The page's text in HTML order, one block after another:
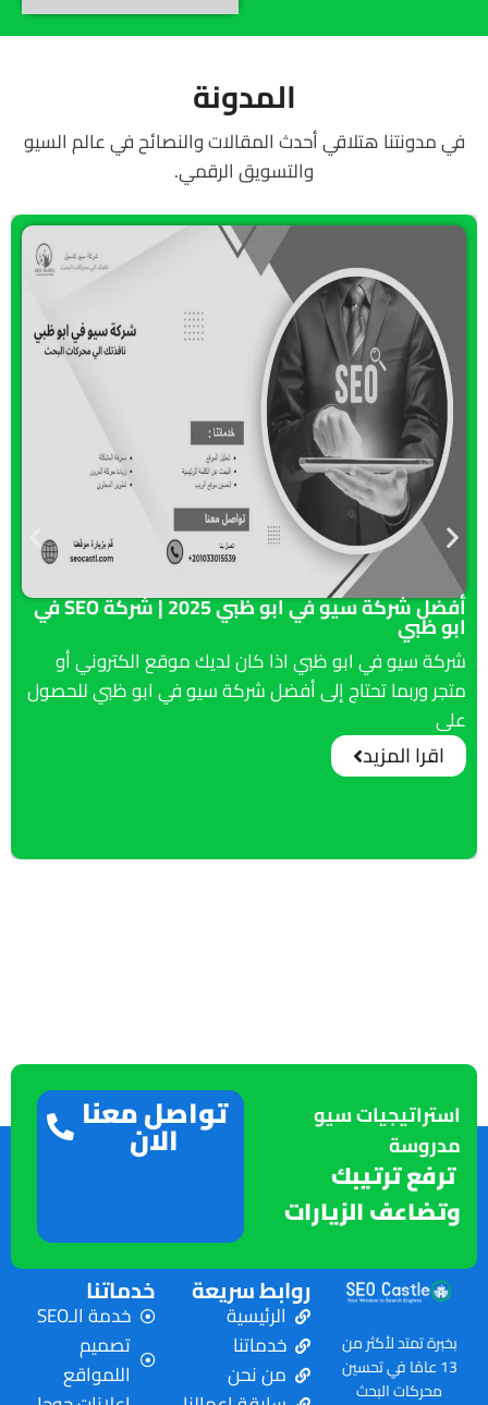
المدونة
في مدونتنا هتلاقي أحدث المقالات والنصائح في عالم السيو
والتسويق الرقمي.
أفضل شركة سيو في ابو ظبي 2025 | شركة SEO في
ابو ظبي
شركة سيو في ابو ظبي اذا كان لديك موقع الكتروني أو
متجر وربما تحتاج إلى أفضل شركة سيو في ابو ظبي للحصول
على
اقرا المزيد
استراتيجيات سيو
مدروسة
ترفع ترتيبك
وتضاعف الزيارات
تواصل معنا
الان
بخبرة تمتد لأكثر من
13 عامًا في تحسين
محركات البحث
روابط سريعة
الرئيسية
خدماتنا
من نحن
خدماتنا
خدمة الـSEO
تصميم
اللمواقع